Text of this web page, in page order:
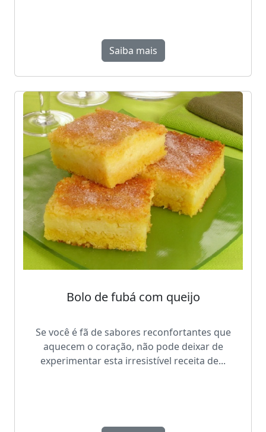
Saiba mais
Bolo de fubá com queijo
Se você é fã de sabores reconfortantes que
aquecem o coração, não pode deixar de
experimentar esta irresistível receita de...